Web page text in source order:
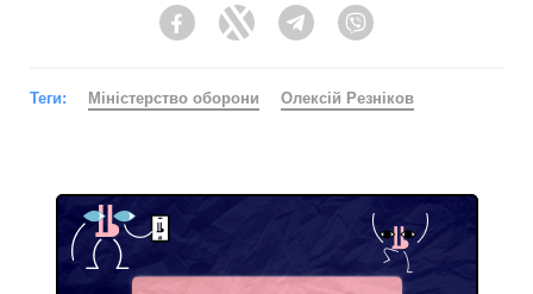
FacebookTwitter Telegram
Теги: Міністерство оборони Олексій Резніков